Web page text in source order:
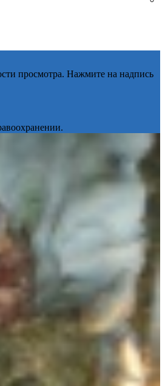
просмотра. Нажмите на надпись